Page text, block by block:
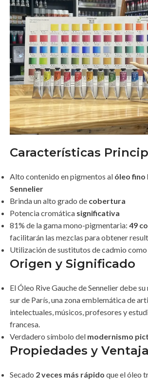
Características
Alto contenido en pigmentos al óleo fino
Sennelier
Brinda un alto grado de cobertura
Potencia cromática significativa
81% de la gama mono-pigmentaria: 49
facilitarán las mezclas para obtener
Utilización de sustitutos de cadmio como
Origen y Significado
El Óleo Rive Gauche de Sennelier debe
sur de París, una zona emblemática de
intelectuales, músicos, profesores y
francesa.
Verdadero símbolo del modernismo
Propiedades y
Secado 2 veces más rápido que el óleo